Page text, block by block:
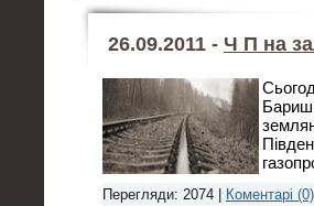
26.09.2011 - Ч П на
Перегляди: 2074 | Коментарі (0)